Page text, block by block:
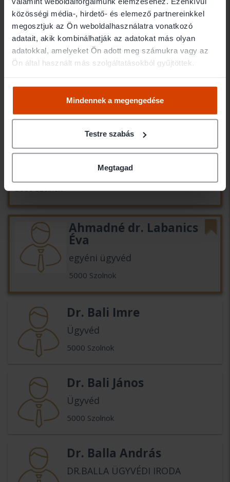
közösségi média-, hirdető- és elemező partnereinkkel
megosztjuk az Ön weboldalhasználatra vonatkozó
adatait, akik kombinálhatják az adatokat más olyan
adatokkal, amelyeket Ön adott meg számukra vagy az
Ön által használt más szolgáltatásokból gyűjtöttek.
Mindennek a megengedése
Testre szabás
Megtagad
ügyvédi tevékenység iránt érdeklődők számára, hogy a
későbbiekben közvetlenül felvehessék a kapcsolatot a
kiválasztott ügyvéddel. Az Ügyvédbróker előfizetéssel
rendelkező ügyvéd partnereit kiemeléssel jelöltük, róluk
bővebb információkat találnak oldalunkon.
Jász-Nagykun-Szolnok megye /
131 ügyvéd
Ahmadné dr Labanics
Éva
ügyvéd
5000 Szolnok
Ahmadné dr. Labanics
Éva
egyéni ügyvéd
5000 Szolnok
Dr. Bali Imre
Ügyvéd
5000 Szolnok
Dr. Bali János
Ügyvéd
5000 Szolnok
Dr. Balla András
DR.BALLA ÜGYVÉDI IRODA